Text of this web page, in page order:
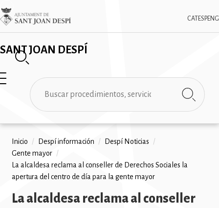
Pasar
al
contenido
SANT JOAN DESPÍ
CAT ESPENG
Imatge
✕
Buscar
Ruta
de
navegación
Inicio / Despí información / Despí Noticias
/
Gente mayor /
La alcaldesa reclama al conseller de Derechos Sociales la
apertura del centro de día para la gente mayor
La alcaldesa reclama al conseller